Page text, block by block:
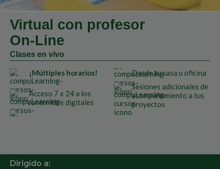
Virtual con profesor
On-Line
Clases en vivo
¡Múltiples horarios!
Acceso 7 x 24 a los
contenidos digitales
Desde tu casa u oficina
Sesiones adicionales de
acompañamiento a tus
proyectos
Dirigido a: